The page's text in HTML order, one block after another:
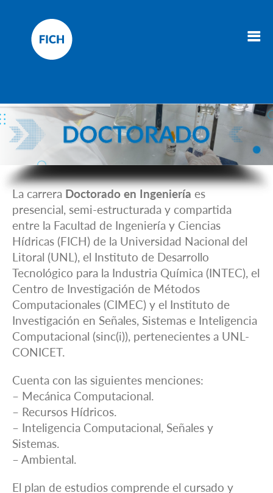
La carrera Doctorado en Ingeniería es
presencial, semi-estructurada y compartida
entre la Facultad de Ingeniería y Ciencias
Hídricas (FICH) de la Universidad Nacional del
Litoral (UNL), el Instituto de Desarrollo
Tecnológico para la Industria Química (INTEC), el
Centro de Investigación de Métodos
Computacionales (CIMEC) y el Instituto de
Investigación en Señales, Sistemas e Inteligencia
Computacional (sinc(i)), pertenecientes a UNL-
CONICET.
Cuenta con las siguientes menciones:
– Mecánica Computacional.
– Recursos Hídricos.
– Inteligencia Computacional, Señales y
Sistemas.
– Ambiental.
El plan de estudios comprende el cursado y